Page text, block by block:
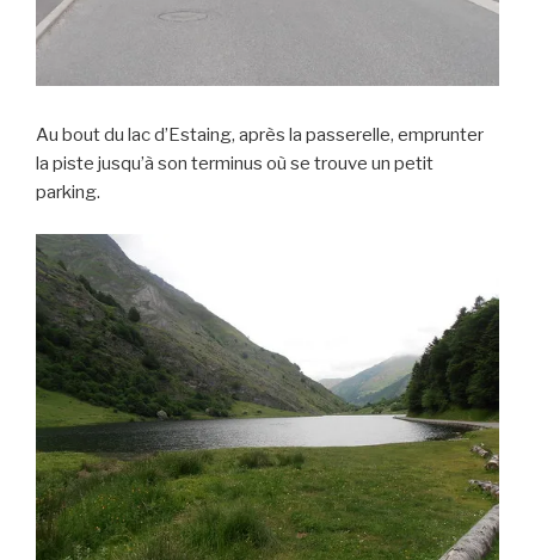
Au bout du lac d’Estaing, après la passerelle, emprunter
la piste jusqu’à son terminus où se trouve un petit
parking.